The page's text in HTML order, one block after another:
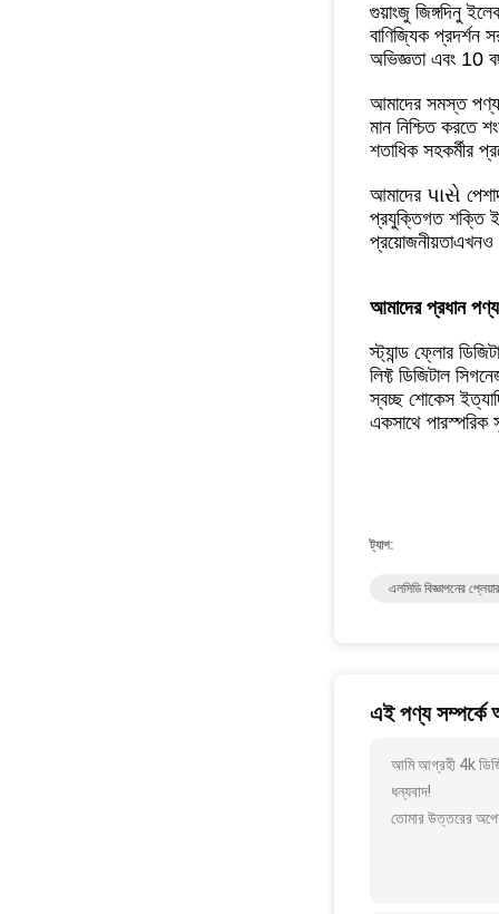
গুয়াংজু জিঙ্গদিনু
বাণিজ্যিক প্রদর্শন
অভিজ্ঞতা এবং 10
আমাদের সমস্ত
মান নিশ্চিত করতে
শতাধিক সহকর্মীর
আমাদের પાસે
প্রযুক্তিগত শক্তি
প্রয়োজনীয়তাএখনও
আমাদের প্রধান
স্ট্যান্ড ফ্লোর
লিফ্ট ডিজিটাল
স্বচ্ছ শোকেস
একসাথে
ট্যাগ:
এলসিডি বিজ্ঞাপনের প্লেয়ার
এই পণ্য সম্পর্কে
আমি আগ্রহী 4k
ধন্যবাদ!
তোমার উত্তরের